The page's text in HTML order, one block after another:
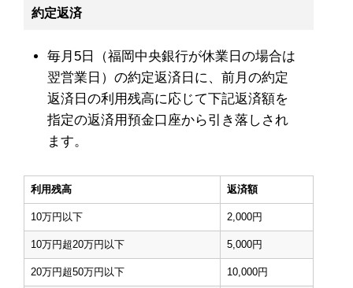
約定返済
毎月5日（福岡中央銀行が休業日の場合は
翌営業日）の約定返済日に、前月の約定
返済日の利用残高に応じて下記返済額を
指定の返済用預金口座から引き落しされ
ます。
利用残高 返済額
10万円以下 2,000円
10万円超20万円以下 5,000円
20万円超50万円以下 10,000円